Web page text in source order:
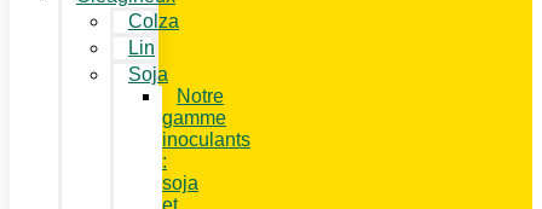
Colza
Lin
Soja
Notre
gamme
inoculants
:
soja
et